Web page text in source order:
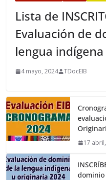
Lista de
Evaluación de
lengua
4 mayo, 2024 TDocEIB
17